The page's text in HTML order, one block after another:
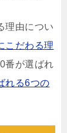
理由につい
こだわる理
番が選ばれ
れる6つの